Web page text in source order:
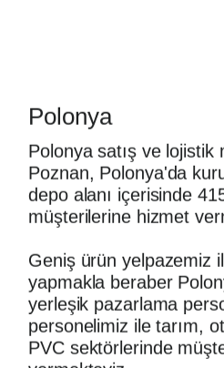
Polonya
Polonya satış ve lojistik
Poznan, Polonya'da
depo alanı içerisinde
müşterilerine hizmet
Geniş ürün yelpazemiz
yapmakla beraber
yerleşik pazarlama
personelimiz ile tarım,
PVC sektörlerinde